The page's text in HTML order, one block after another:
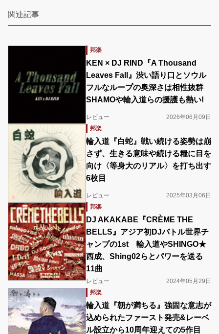
関連記事
邦楽
KEN × DJ RIND『A Thousand
Leaves Fall』渋い語り口とソウル
フルなループの奥深さは相性抜群
SHAMOや輪入道らの援護も熱い!
レビュー
2026年06月09日
邦楽
輪入道『白蛇』戦い続ける姿勢は崩
さず、生きる意味や続ける糧に目を
向け〈等身大のリアル〉を打ち出す
6枚目
レビュー
2025年03月06日
邦楽
DJ AKAKABE『CRÈME THE
BELLS』アジア初DJバトル世界チ
ャンプの1st 輪入道やSHINGO★
西成、Shing02らとパワーを送る
11曲
レビュー
2024年05月29日
邦楽
輪入道『朝が満ちる』強固な意志が
込められたファースト発売&レーベ
ル設立から10周年迎えての5作目